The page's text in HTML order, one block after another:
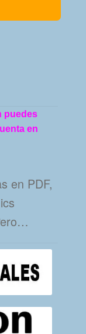
puedes
en
en PDF,